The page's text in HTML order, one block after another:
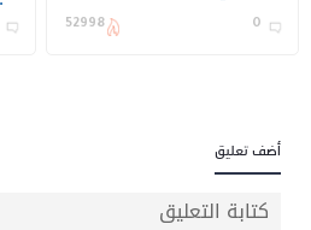
الاصطناعي الصديقة لذوي
0
52998
أضف تعليق